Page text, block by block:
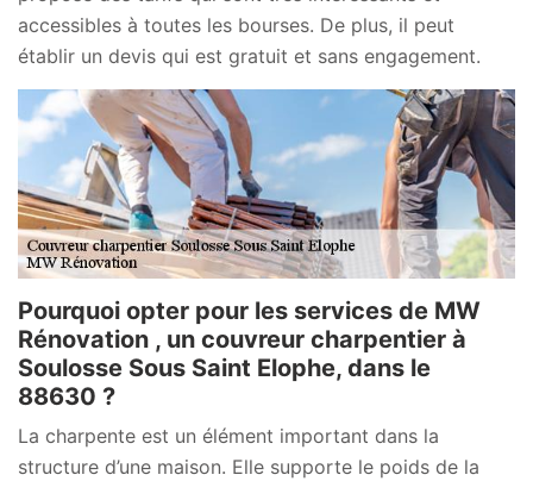
accessibles à toutes les bourses. De plus, il peut
établir un devis qui est gratuit et sans engagement.
Pourquoi opter pour les services de MW
Rénovation , un couvreur charpentier à
Soulosse Sous Saint Elophe, dans le
88630 ?
La charpente est un élément important dans la
structure d’une maison. Elle supporte le poids de la